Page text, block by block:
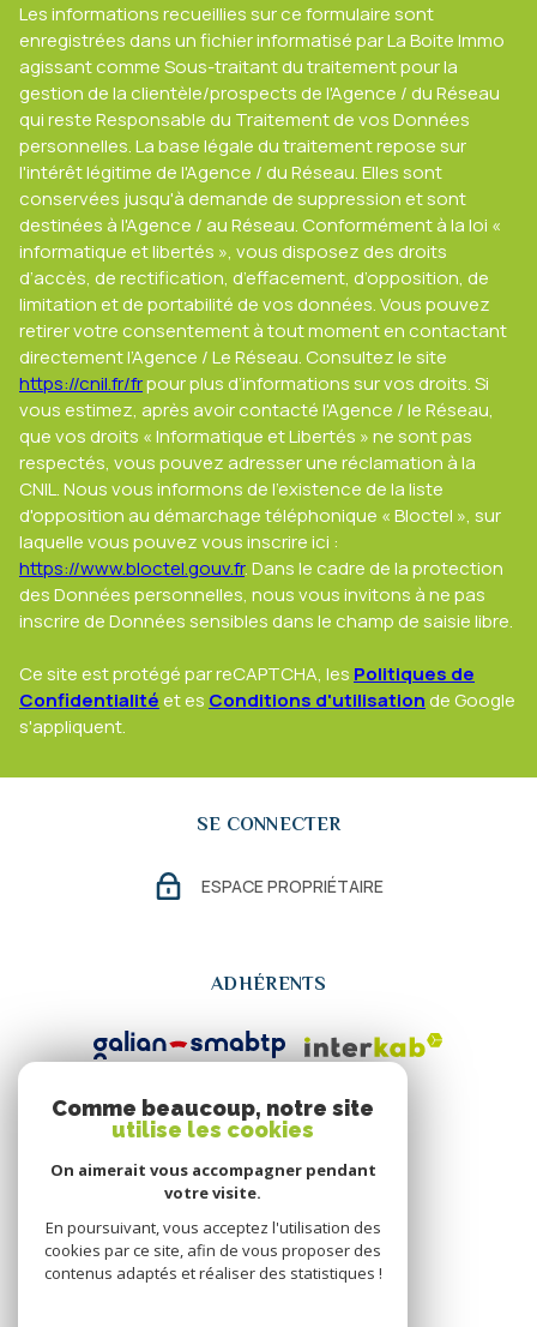
Les informations recueillies sur ce formulaire sont
enregistrées dans un fichier informatisé par La Boite Immo
agissant comme Sous-traitant du traitement pour la
gestion de la clientèle/prospects de l'Agence / du Réseau
qui reste Responsable du Traitement de vos Données
personnelles. La base légale du traitement repose sur
l'intérêt légitime de l'Agence / du Réseau. Elles sont
conservées jusqu'à demande de suppression et sont
destinées à l'Agence / au Réseau. Conformément à la loi «
informatique et libertés », vous disposez des droits
d’accès, de rectification, d’effacement, d’opposition, de
limitation et de portabilité de vos données. Vous pouvez
retirer votre consentement à tout moment en contactant
directement l’Agence / Le Réseau. Consultez le site
https://cnil.fr/frpour plus d’informations sur vos droits. Si
vous estimez, après avoir contacté l'Agence / le Réseau,
que vos droits « Informatique et Libertés » ne sont pas
respectés, vous pouvez adresser une réclamation à la
CNIL. Nous vous informons de l’existence de la liste
d'opposition au démarchage téléphonique « Bloctel », sur
laquelle vous pouvez vous inscrire ici :
https://www.bloctel.gouv.fr. Dans le cadre de la protection
des Données personnelles, nous vous invitons à ne pas
inscrire de Données sensibles dans le champ de saisie libre.
Ce site est protégé par reCAPTCHA, les Politiques de
Confidentialitéet es Conditions d'utilisationde Google
s'appliquent.
SE CONNECTER
ESPACE PROPRIÉTAIRE
ADHÉRENTS
Comme beaucoup, notre site
utilise les cookies
On aimerait vous accompagner pendant
votre visite.
En poursuivant, vous acceptez l'utilisation des
cookies par ce site, afin de vous proposer des
contenus adaptés et réaliser des statistiques !